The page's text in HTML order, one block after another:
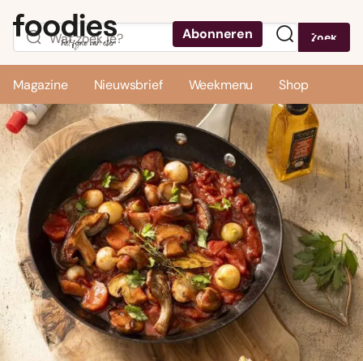
Abonneren Zoek
Magazine Nieuwsbrief Weekmenu Shop